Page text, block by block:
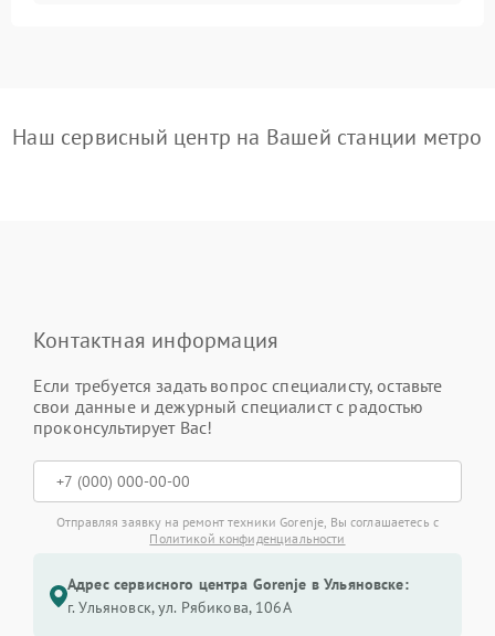
Наш сервисный центр на Вашей станции метро
Контактная информация
Если требуется задать вопрос специалисту, оставьте
свои данные и дежурный специалист с радостью
проконсультирует Вас!
Отправляя заявку на ремонт техники Gorenje, Вы соглашаетесь с
Политикой конфиденциальности
Адрес сервисного центра Gorenje в Ульяновске:
г. Ульяновск, ул. Рябикова, 106А